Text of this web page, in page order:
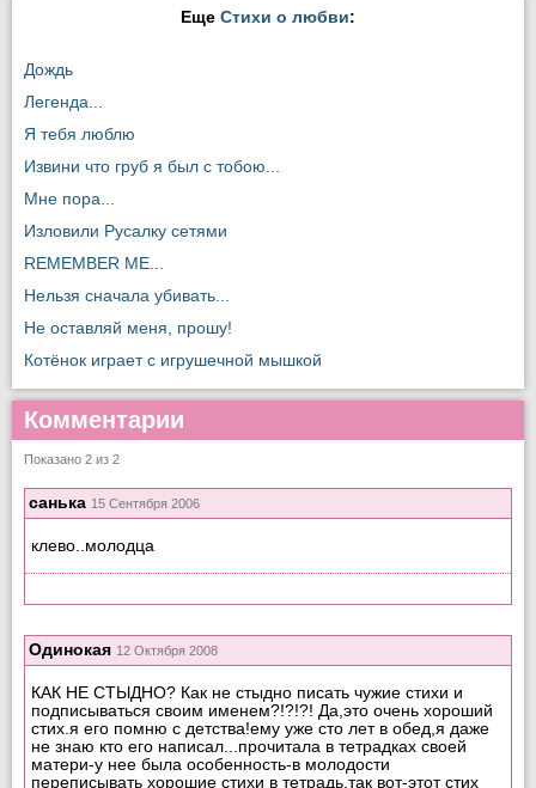
Еще Стихи о любви:
Дождь
Легенда...
Я тебя люблю
Извини что груб я был с тобою...
Мне пора...
Изловили Русалку сетями
REMEMBER ME...
Нельзя сначала убивать...
Не оставляй меня, прошу!
Котёнок играет с игрушечной мышкой
Комментарии
Показано 2 из 2
санька 15 Сентября 2006
клево..молодца
Одинокая 12 Октября 2008
КАК НЕ СТЫДНО? Как не стыдно писать чужие стихи и
подписываться своим именем?!?!?! Да,это очень хороший
стих.я его помню с детства!ему уже сто лет в обед,я даже
не знаю кто его написал...прочитала в тетрадках своей
матери-у нее была особенность-в молодости
переписывать хорошие стихи в тетрадь.так вот-этот стих